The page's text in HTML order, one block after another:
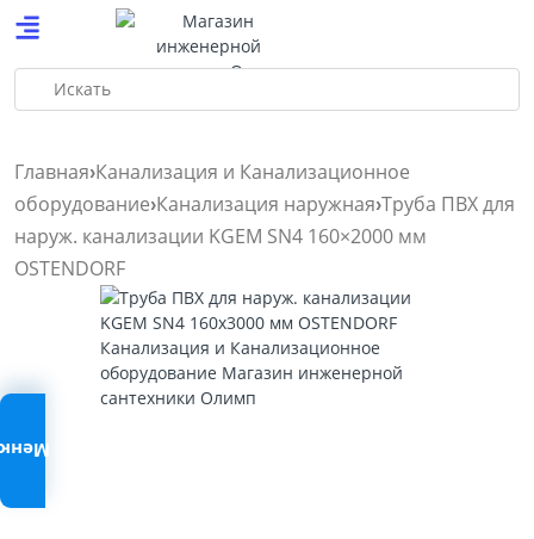
Искать
Главная Канализация и Канализационное
оборудование Канализация наружная Труба ПВХ для
наруж. канализации KGEM SN4 160×2000 мм
OSTENDORF